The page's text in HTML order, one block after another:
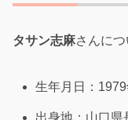
タサン志麻さんにつ
生年月日：
出身地：山口県